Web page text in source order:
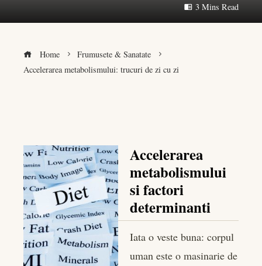
3 Mins Read
Home
Frumusete & Sanatate
Accelerarea metabolismului: trucuri de zi cu zi
Accelerarea
metabolismului
si factori
determinanti
Iata o veste buna: corpul
uman este o masinarie de